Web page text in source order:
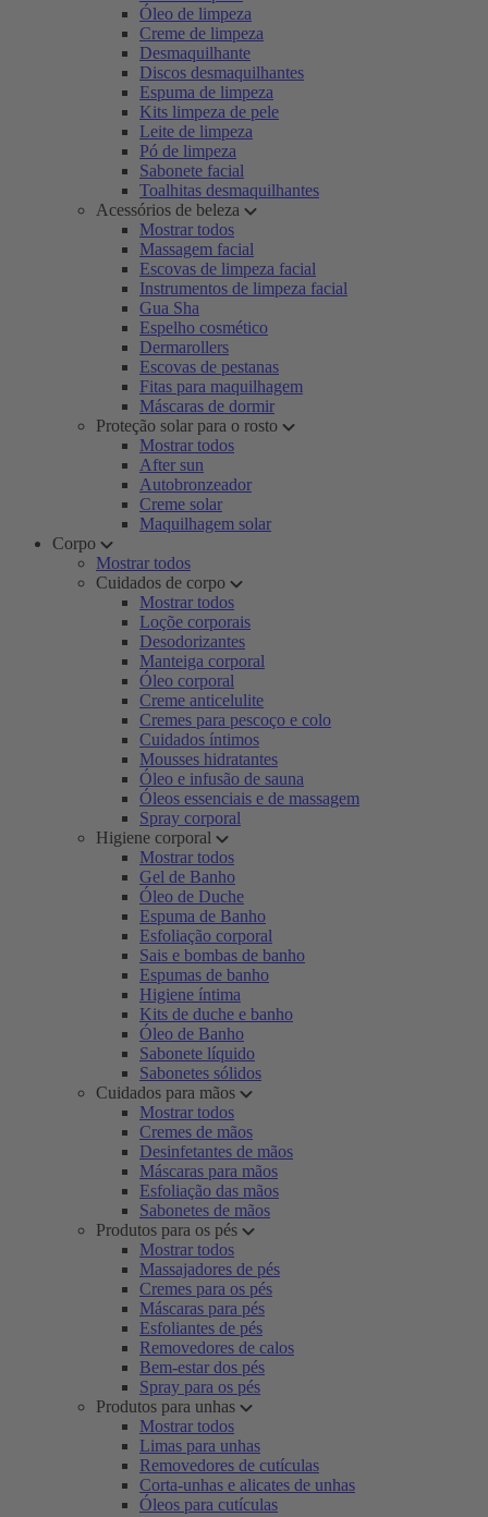
Óleo de limpeza
Creme de limpeza
Desmaquilhante
Discos desmaquilhantes
Espuma de limpeza
Kits limpeza de pele
Leite de limpeza
Pó de limpeza
Sabonete facial
Toalhitas desmaquilhantes
Acessórios de beleza
Mostrar todos
Massagem facial
Escovas de limpeza facial
Instrumentos de limpeza facial
Gua Sha
Espelho cosmético
Dermarollers
Escovas de pestanas
Fitas para maquilhagem
Máscaras de dormir
Proteção solar para o rosto
Mostrar todos
After sun
Autobronzeador
Creme solar
Maquilhagem solar
Corpo
Mostrar todos
Cuidados de corpo
Mostrar todos
Loçõe corporais
Desodorizantes
Manteiga corporal
Óleo corporal
Creme anticelulite
Cremes para pescoço e colo
Cuidados íntimos
Mousses hidratantes
Óleo e infusão de sauna
Óleos essenciais e de massagem
Spray corporal
Higiene corporal
Mostrar todos
Gel de Banho
Óleo de Duche
Espuma de Banho
Esfoliação corporal
Sais e bombas de banho
Espumas de banho
Higiene íntima
Kits de duche e banho
Óleo de Banho
Sabonete líquido
Sabonetes sólidos
Cuidados para mãos
Mostrar todos
Cremes de mãos
Desinfetantes de mãos
Máscaras para mãos
Esfoliação das mãos
Sabonetes de mãos
Produtos para os pés
Mostrar todos
Massajadores de pés
Cremes para os pés
Máscaras para pés
Esfoliantes de pés
Removedores de calos
Bem-estar dos pés
Spray para os pés
Produtos para unhas
Mostrar todos
Limas para unhas
Removedores de cutículas
Corta-unhas e alicates de unhas
Óleos para cutículas